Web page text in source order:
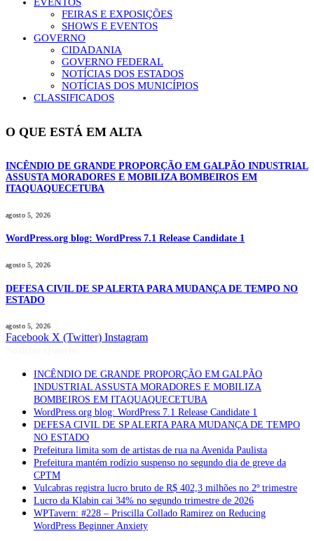
FEIRAS E EXPOSIÇÕES
SHOWS E EVENTOS
GOVERNO
CIDADANIA
GOVERNO FEDERAL
NOTÍCIAS DOS ESTADOS
NOTÍCIAS DOS MUNICÍPIOS
CLASSIFICADOS
O QUE ESTÁ EM ALTA
INCÊNDIO DE GRANDE PROPORÇÃO EM GALPÃO INDUSTRIAL
ASSUSTA MORADORES E MOBILIZA BOMBEIROS EM
ITAQUAQUECETUBA
agosto 5, 2026
WordPress.org blog: WordPress 7.1 Release Candidate 1
agosto 5, 2026
DEFESA CIVIL DE SP ALERTA PARA MUDANÇA DE TEMPO NO
ESTADO
agosto 5, 2026
Facebook X (Twitter) Instagram
INCÊNDIO DE GRANDE PROPORÇÃO EM GALPÃO
INDUSTRIAL ASSUSTA MORADORES E MOBILIZA
BOMBEIROS EM ITAQUAQUECETUBA
WordPress.org blog: WordPress 7.1 Release Candidate 1
DEFESA CIVIL DE SP ALERTA PARA MUDANÇA DE TEMPO
NO ESTADO
Prefeitura limita som de artistas de rua na Avenida Paulista
Prefeitura mantém rodízio suspenso no segundo dia de greve da
CPTM
Vulcabras registra lucro bruto de R$ 402,3 milhões no 2º trimestre
Lucro da Klabin cai 34% no segundo trimestre de 2026
WPTavern: #228 – Priscilla Collado Ramirez on Reducing
WordPress Beginner Anxiety